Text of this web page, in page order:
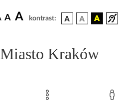
A A kontrast:
Miasto Kraków